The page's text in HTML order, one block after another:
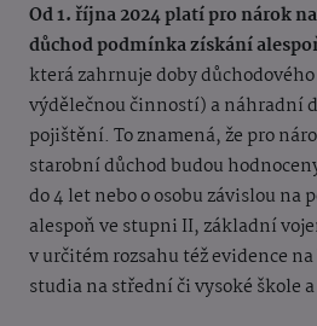
Od 1. října 2024 platí pro nárok
důchod podmínka získání
která zahrnuje doby
výdělečnou činností) a náhradní
pojištění. To znamená, že pro
starobní důchod budou
do 4 let nebo o osobu závislou na
alespoň ve stupni II, základní
v určitém rozsahu též evidence
studia na střední či vysoké škole